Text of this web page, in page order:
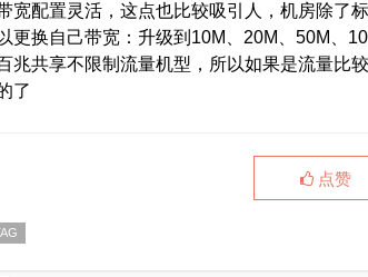
宽配置灵活，这点也比较吸引人，机房除了
更换自己带宽：升级到10M、20M、50M、
兆共享不限制流量机型，所以如果是流量比
了
点赞